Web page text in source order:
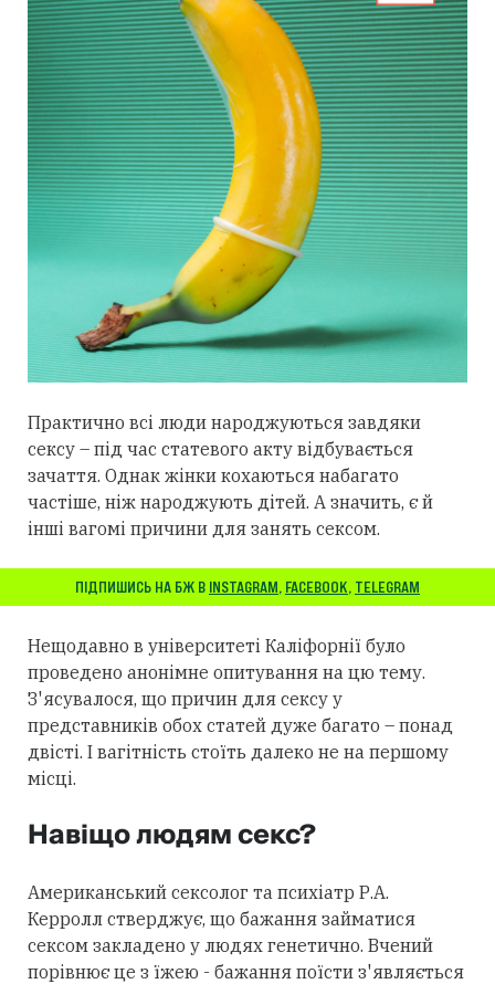
Практично всі люди народжуються завдяки
сексу – під час статевого акту відбувається
зачаття. Однак жінки кохаються набагато
частіше, ніж народжують дітей. А значить, є й
інші вагомі причини для занять сексом.
ПІДПИШИСЬ НА БЖ В INSTAGRAM, FACEBOOK, TELEGRAM
Нещодавно в університеті Каліфорнії було
проведено анонімне опитування на цю тему.
З'ясувалося, що причин для сексу у
представників обох статей дуже багато – понад
двісті. І вагітність стоїть далеко не на першому
місці.
Навіщо людям секс?
Американський сексолог та психіатр Р.А.
Керролл стверджує, що бажання займатися
сексом закладено у людях генетично. Вчений
порівнює це з їжею - бажання поїсти з'являється